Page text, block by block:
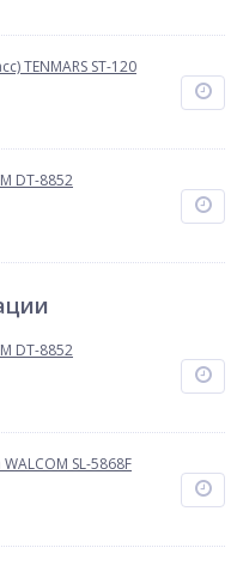
TENMARS ST-120
DT-8852
DT-8852
SL-5868F